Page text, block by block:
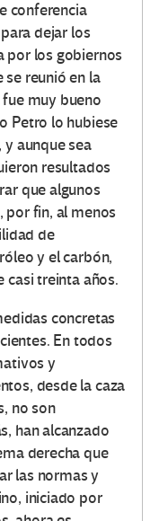
conferencia
dejar los
por los gobiernos
se reunió en la
muy bueno
Petro lo hubiese
aunque sea
resultados
que algunos
por fin, al menos
de
y el carbón,
casi treinta años.
concretas
En todos
y
desde la caza
no son
han alcanzado
derecha que
las normas y
iniciado por